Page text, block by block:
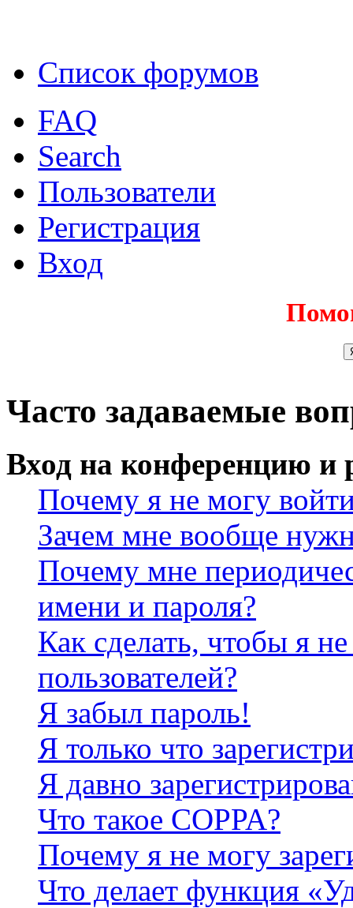
Список форумов
FAQ
Search
Пользователи
Регистрация
Вход
Часто задаваемые
Вход на конференцию и
Почему я не могу
Зачем мне вообще
Почему мне
имени и пароля?
Как сделать, чтобы я
пользователей?
Я забыл пароль!
Я только что
Я давно
Что такое COPPA?
Почему я не могу
Что делает функция